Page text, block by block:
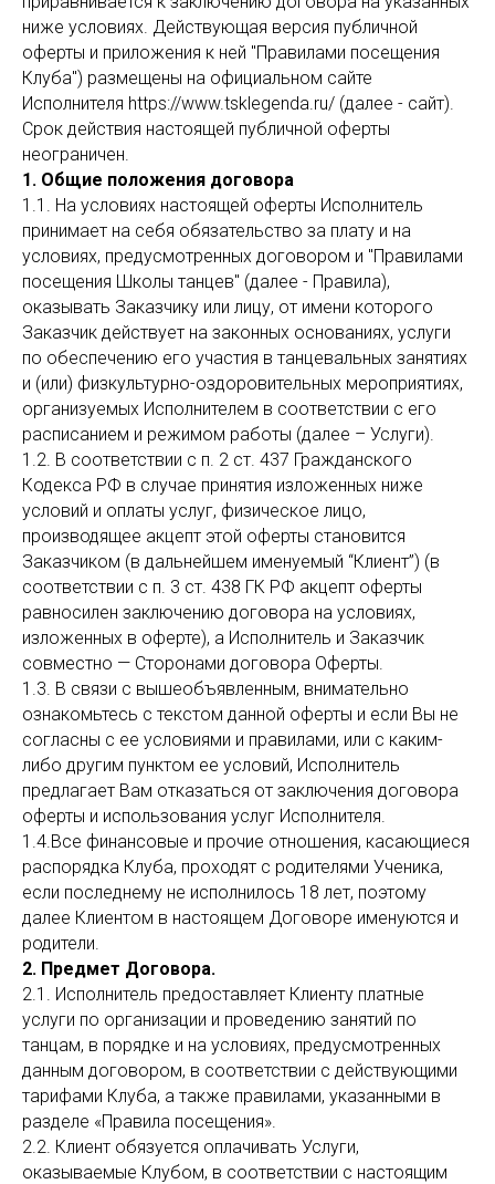
ниже условиях. Действующая версия публичной
оферты и приложения к ней "Правилами посещения
Клуба") размещены на официальном сайте
Исполнителя https://www.tsklegenda.ru/ (далее - сайт).
Срок действия настоящей публичной оферты
неограничен.
1. Общие положения договора
1.1. На условиях настоящей оферты Исполнитель
принимает на себя обязательство за плату и на
условиях, предусмотренных договором и "Правилами
посещения Школы танцев" (далее - Правила),
оказывать Заказчику или лицу, от имени которого
Заказчик действует на законных основаниях, услуги
по обеспечению его участия в танцевальных занятиях
и (или) физкультурно-оздоровительных мероприятиях,
организуемых Исполнителем в соответствии с его
расписанием и режимом работы (далее – Услуги).
1.2. В соответствии с п. 2 ст. 437 Гражданского
Кодекса РФ в случае принятия изложенных ниже
условий и оплаты услуг, физическое лицо,
производящее акцепт этой оферты становится
Заказчиком (в дальнейшем именуемый “Клиент”) (в
соответствии с п. 3 ст. 438 ГК РФ акцепт оферты
равносилен заключению договора на условиях,
изложенных в оферте), а Исполнитель и Заказчик
совместно — Сторонами договора Оферты.
1.3. В связи с вышеобъявленным, внимательно
ознакомьтесь с текстом данной оферты и если Вы не
согласны с ее условиями и правилами, или с каким-
либо другим пунктом ее условий, Исполнитель
предлагает Вам отказаться от заключения договора
оферты и использования услуг Исполнителя.
1.4.Все финансовые и прочие отношения, касающиеся
распорядка Клуба, проходят с родителями Ученика,
если последнему не исполнилось 18 лет, поэтому
далее Клиентом в настоящем Договоре именуются и
родители.
2. Предмет Договора.
2.1. Исполнитель предоставляет Клиенту платные
услуги по организации и проведению занятий по
танцам, в порядке и на условиях, предусмотренных
данным договором, в соответствии с действующими
тарифами Клуба, а также правилами, указанными в
разделе «Правила посещения».
2.2. Клиент обязуется оплачивать Услуги,
оказываемые Клубом, в соответствии с настоящим